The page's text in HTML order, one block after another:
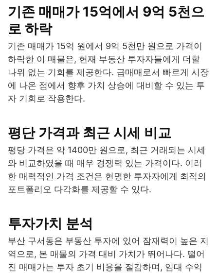
기존 매매가 15억에서 9억 5천으
로 하락
기존 매매가 15억 원에서 9억 5천만 원으로 가격이
하락한 이 매물은, 현재 부동산 투자자들에게 더할
나위 없는 기회를 제공한다. 급매매로서 빠르게 시장
에 나온 점에서 향후 가치 상승에 대비할 수 있는 투
자 기회로 작용한다.
평단 가격과 최근 시세 비교
평당 가격은 약 1400만 원으로, 최근 거래되는 시세
와 비교하였을 때 매우 경쟁력 있는 가격이다. 이러
한 매력적인 가격 조건은 현명한 투자자에게 최적의
포트폴리오 다각화를 제공할 수 있다.
투자가치 분석
부산 구서동은 부동산 투자에 있어 잠재력이 높은 지
역으로, 본 매물의 가격 대비 가치가 뛰어나다. 떨어
진 매매가는 투자 초기 비용을 절감하며, 임대 수익